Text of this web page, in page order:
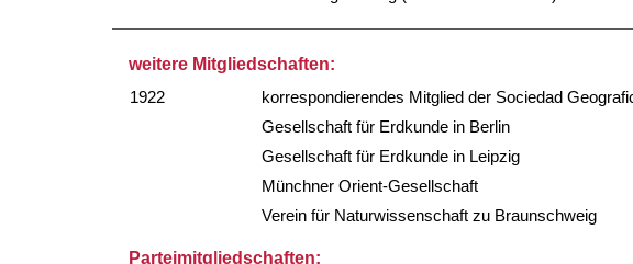
weitere Mitgliedschaften:
1922
korrespondierendes Mitglied der Sociedad
Gesellschaft für Erdkunde in Berlin
Gesellschaft für Erdkunde in Leipzig
Münchner Orient-Gesellschaft
Verein für Naturwissenschaft zu Braunschweig
Parteimitgliedschaften: